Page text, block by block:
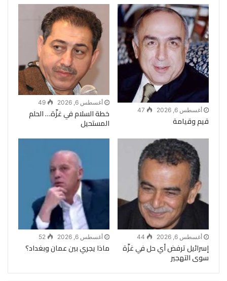
أغسطس 6, 2026 47
قيم وقيامة
أغسطس 6, 2026 49
خطة السلام في غزّة… الحلم
المستحيل
أغسطس 6, 2026 44
إسرائيل ترفض أي حل في غزّة
سوى التهجير
أغسطس 6, 2026 52
ماذا يجري بين عمان وبغداد؟